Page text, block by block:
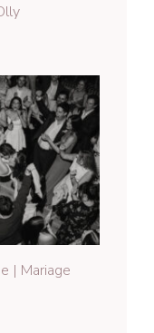
| Mariage